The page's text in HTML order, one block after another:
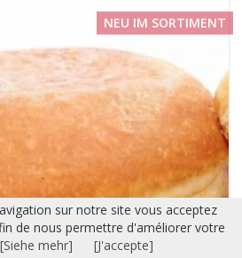
NEU IM SORTIMENT
sur notre site vous acceptez
de nous permettre d'améliorer votre
[Siehe mehr] [J'accepte]